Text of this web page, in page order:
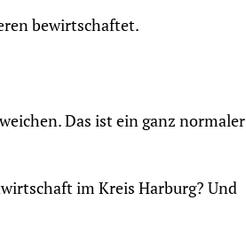
bewirtschaftet.
Das ist ein ganz normaler
im Kreis Harburg? Und